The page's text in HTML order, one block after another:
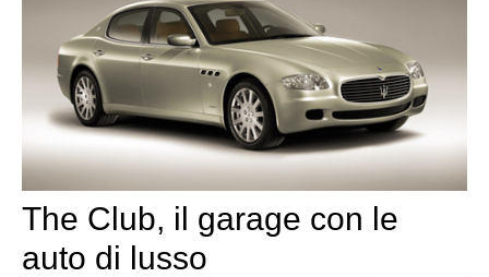
The Club, il garage con le
auto di lusso